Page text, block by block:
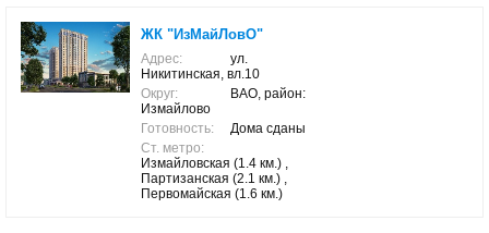
ЖК "ИзМайЛовО"
Адрес:
ул.
Никитинская, вл.10
Округ:
ВАО, район:
Измайлово
Готовность:
Дома сданы
Ст. метро:
Измайловская (1.4 км.) ,
Партизанская (2.1 км.) ,
Первомайская (1.6 км.)